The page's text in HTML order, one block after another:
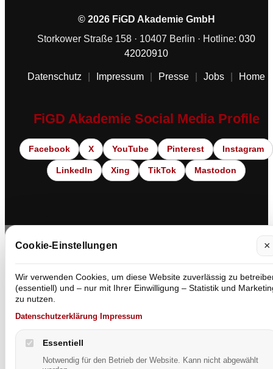
© 2026 FiGD Akademie GmbH
Storkower Straße 158 · 10407 Berlin · Hotline: 030
42020910
Datenschutz Impressum Presse Jobs Home
FiGD Akademie Social Media Profile
Facebook X YouTube Pinterest Instagram
LinkedIn Xing TikTok Mastodon
Cookie-Einstellungen ×
Wir verwenden Cookies, um diese Website zuverlässig zu
(essentiell) und – nur mit Ihrer Einwilligung – Statistik und
zu nutzen.
Datenschutzerklärung· Impressum
Essentiell
Notwendig für den Betrieb der Website. Kann nicht abgewählt